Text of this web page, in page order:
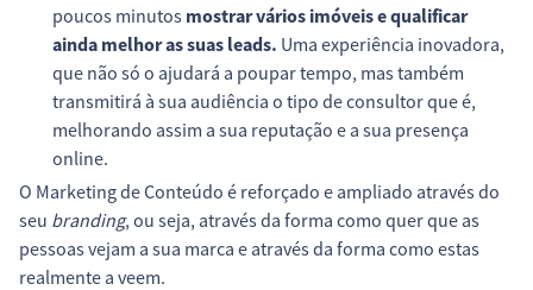
poucos minutos mostrar vários imóveis e qualificar
ainda melhor as suas leads. Uma experiência inovadora,
que não só o ajudará a poupar tempo, mas também
transmitirá à sua audiência o tipo de consultor que é,
melhorando assim a sua reputação e a sua presença
online.
O Marketing de Conteúdo é reforçado e ampliado através do
seu branding, ou seja, através da forma como quer que as
pessoas vejam a sua marca e através da forma como estas
realmente a veem.